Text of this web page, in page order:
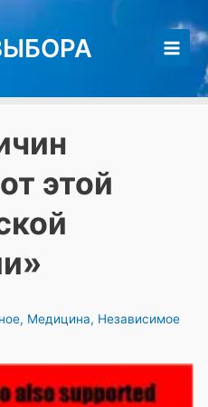
Main
этой
, Медицина, Независимое